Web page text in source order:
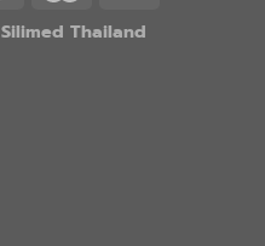
Silimed Thailand